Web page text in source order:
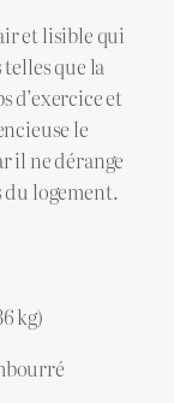
et lisible qui
que la
d’exercice et
le
il ne dérange
du logement.
kg)